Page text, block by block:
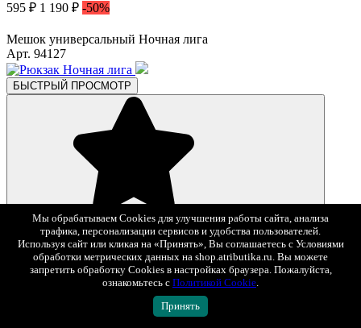
595 ₽ 1 190 ₽ -50%
Мешок универсальный Ночная лига
Арт. 94127
БЫСТРЫЙ ПРОСМОТР
В избранное
1 743 ₽ 2 490 ₽ -30%
Рюкзак Ночная лига
Арт. 940134
Мы обрабатываем Cookies для улучшения работы сайта, анализа
трафика, персонализации сервисов и удобства пользователей.
Используя сайт или кликая на «Принять», Вы соглашаетесь с Условиями
обработки метрических данных на shop.atributika.ru. Вы можете
запретить обработку Cookies в настройках браузера. Пожалуйста,
ознакомьтесь с Политикой Cookie.
Принять